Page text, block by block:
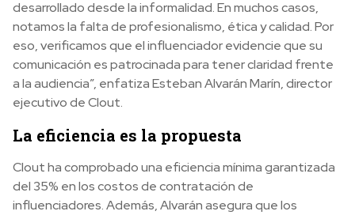
desarrollado desde la informalidad. En muchos casos,
notamos la falta de profesionalismo, ética y calidad. Por
eso, verificamos que el influenciador evidencie que su
comunicación es patrocinada para tener claridad frente
a la audiencia”, enfatiza Esteban Alvarán Marín, director
ejecutivo de Clout.
La eficiencia es la propuesta
Clout ha comprobado una eficiencia mínima garantizada
del 35% en los costos de contratación de
influenciadores. Además, Alvarán asegura que los